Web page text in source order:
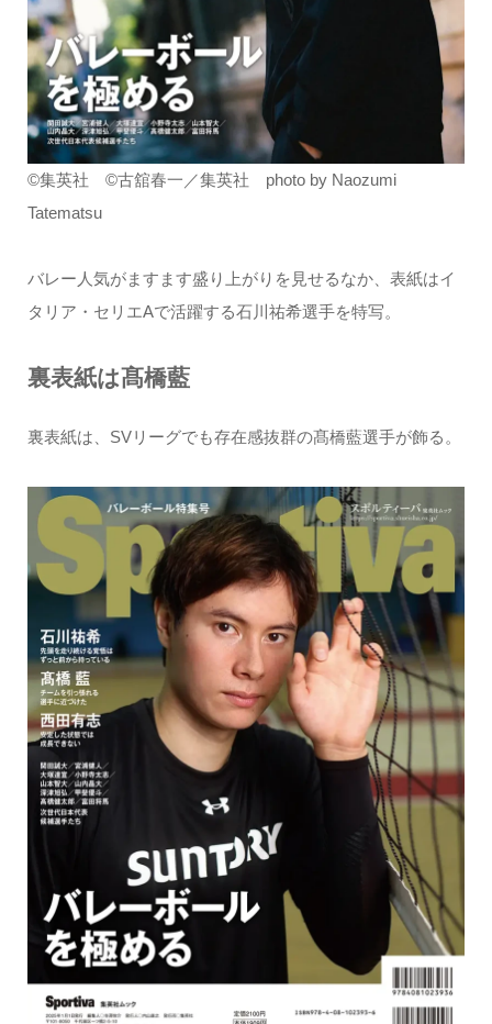
©集英社 ©古舘春一／集英社 photo by Naozumi
Tatematsu
バレー人気がますます盛り上がりを見せるなか、表紙はイ
タリア・セリエAで活躍する石川祐希選手を特写。
裏表紙は髙橋藍
裏表紙は、SVリーグでも存在感抜群の髙橋藍選手が飾る。